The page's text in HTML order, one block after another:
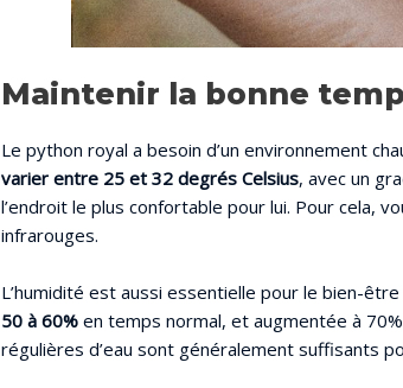
Maintenir la bonne
Le python royal a besoin d’un environnement
varier entre 25 et 32 degrés Celsius, avec un
l’endroit le plus confortable pour lui. Pour cela,
infrarouges.
L’humidité est aussi essentielle pour le bien-
50 à 60% en temps normal, et augmentée à
régulières d’eau sont généralement suffisants